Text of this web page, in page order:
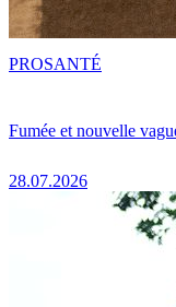
Fumée et nouvelle
28.07.2026
PROSANTÉ